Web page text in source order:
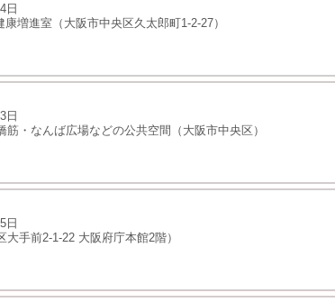
日
増進室（大阪市中央区久太郎町1-2-27）
日
・なんば広場などの公共空間（大阪市中央区）
日
手前2-1-22 大阪府庁本館2階）